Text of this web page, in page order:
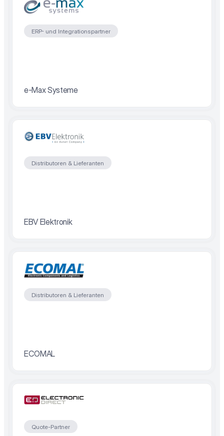
ERP- und Integrationspartner
e-Max Systeme
Distributoren & Lieferanten
EBV Elektronik
Distributoren & Lieferanten
ECOMAL
Quote-Partner